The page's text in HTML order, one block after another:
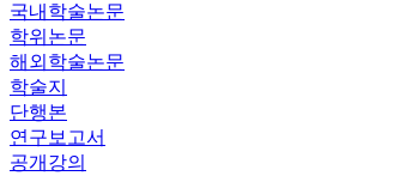
국내학술논문
학위논문
해외학술논문
학술지
단행본
연구보고서
공개강의